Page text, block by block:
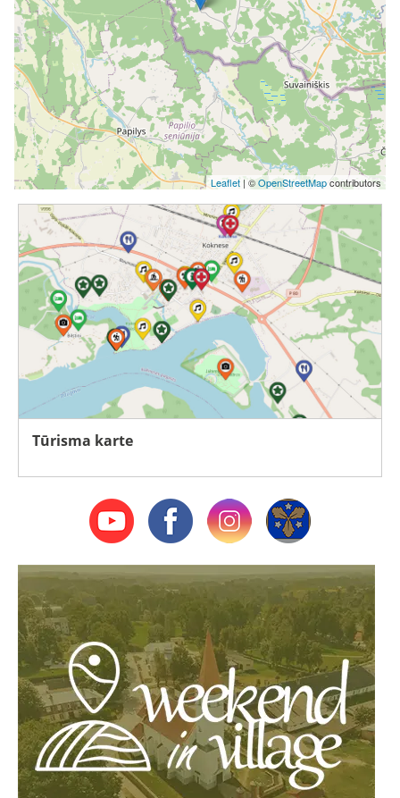
Leaflet | ©OpenStreetMapcontributors
Tūrisma karte